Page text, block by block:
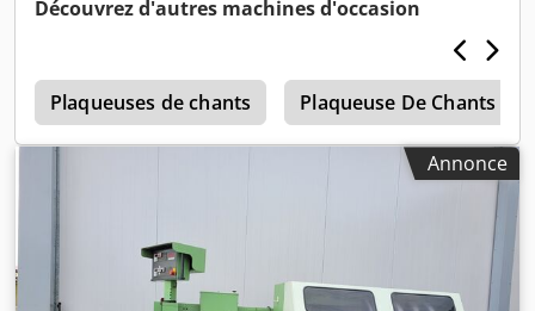
répondons aux demandes qu'en indiquant votre adresse
Découvrez d'autres machines d'occasion
Plaqueuses de chants Plaqueuse De Chants
Annonce